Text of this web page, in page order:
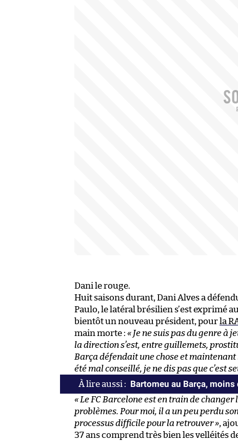
Dani le rouge.
Huit saisons durant, Dani Alves a
Paulo, le latéral brésilien s’est exprimé
bientôt un nouveau président, pour la
main morte : « Je ne suis pas du genre à
la direction s’est, entre guillemets,
Barça défendait une chose et
été mal conseillé, je ne dis pas que c’est
Bartomeu au Barça, moins
« Le FC Barcelone est en train de
problèmes. Pour moi, il a un peu perdu
processus difficile pour la retrouver »,
37 ans comprend très bien les velléités